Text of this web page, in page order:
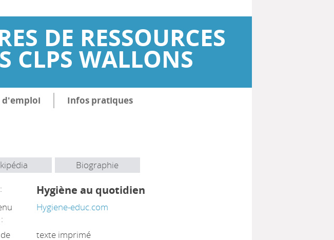
DE RESSOURCES
CLPS WALLONS
d'emploi Infos pratiques
Biographie
Hygiène au quotidien
Hygiene-educ.com
texte imprimé